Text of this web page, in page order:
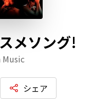
メソング!
シェア